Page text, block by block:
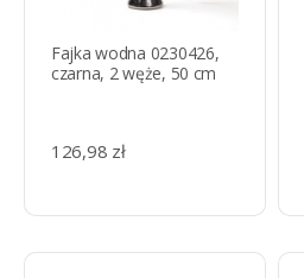
Fajka wodna 0230426,
czarna, 2 węże, 50 cm
126,98 zł